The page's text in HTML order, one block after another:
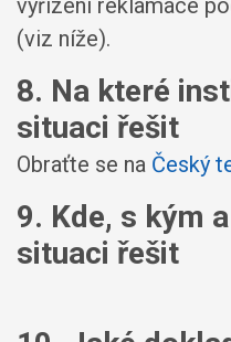
(viz níže).
8. Na které
situaci řešit
Obraťte se na Český
9. Kde, s kým
situaci řešit